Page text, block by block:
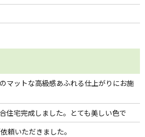
マットな高級感あふれる仕上がりにお施
住宅完成しました。とても美しい色で
頼いただきました。